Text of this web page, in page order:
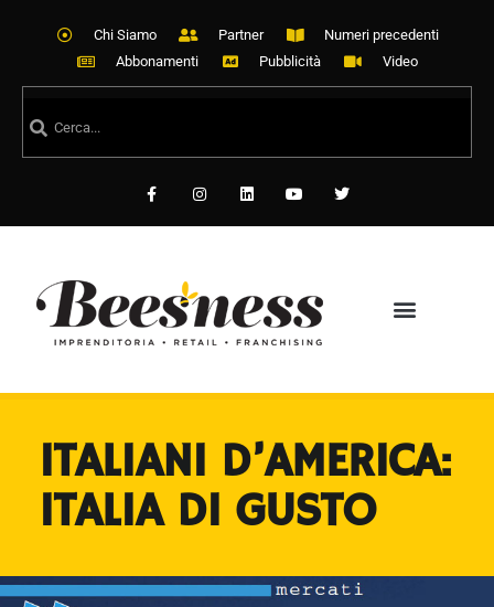
Chi Siamo Partner
Numeri precedenti
Abbonamenti
Pubblicità Video
ITALIANI D’AMERICA:
ITALIA DI GUSTO